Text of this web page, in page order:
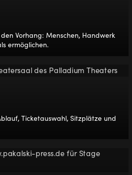
Vorhang: Menschen, Handwerk
ermöglichen.
Ticketauswahl, Sitzplätze und